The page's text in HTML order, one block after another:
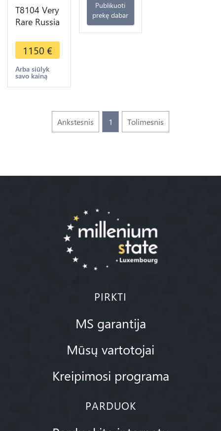
T8104 Very
Rare Russia
Catherine II
1767 MM
Overstuck
Peter III
1150 €
Arba siūlyk
savo kainą
Publikuoti
prekę dabar
Ankstesnis 1 Tolimesnis
PIRKTI
MS garantija
Mūsų vartotojai
Kreipimosi programa
PARDUOK